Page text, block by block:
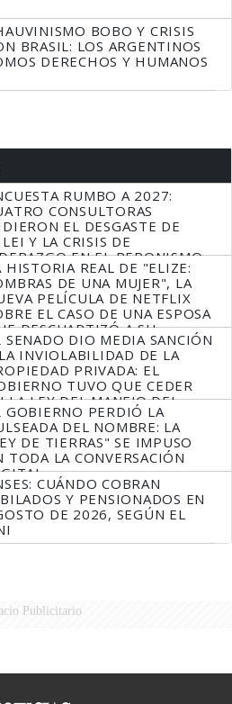
BOBO Y CRISIS
BRASIL: LOS ARGENTINOS
DERECHOS Y HUMANOS
RUMBO A 2027:
CONSULTORAS
EL DESGASTE DE
Y LA CRISIS DE
EN EL PERONISMO
HISTORIA REAL DE "ELIZE:
DE UNA MUJER", LA
PELÍCULA DE NETFLIX
EL CASO DE UNA ESPOSA
DESCUARTIZÓ A SU
SENADO DIO MEDIA SANCIÓN
INVIOLABILIDAD DE LA
PRIVADA: EL
TUVO QUE CEDER
LA LEY DEL MANEJO DEL
GOBIERNO PERDIÓ LA
DEL NOMBRE: LA
DE TIERRAS" SE IMPUSO
TODA LA CONVERSACIÓN
CUÁNDO COBRAN
Y PENSIONADOS EN
DE 2026, SEGÚN EL
Publicitario